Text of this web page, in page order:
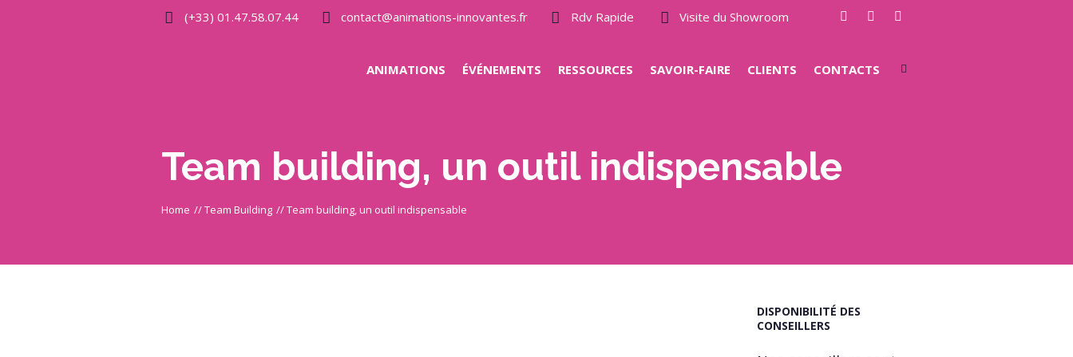
(+33) 01.47.58.07.44 contact@animations-innovantes.fr Rdv Rapide Visite du Showroom
ANIMATIONS ÉVÉNEMENTS RESSOURCES SAVOIR-FAIRE CLIENTS CONTACTS
Team building, un outil indispensable
Home //Team Building //Team building, un outil indispensable
DISPONIBILITÉ DES
CONSEILLERS